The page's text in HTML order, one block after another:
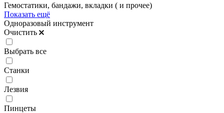
Гемостатики, бандажи, вкладки ( и прочее)
Показать ещё
Одноразовый инструмент
Очистить
Выбрать все
Станки
Лезвия
Пинцеты